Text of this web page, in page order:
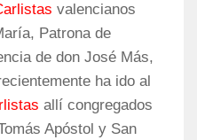
valencianos
Patrona de
de don José Más,
ha ido al
allí congregados
Apóstol y San